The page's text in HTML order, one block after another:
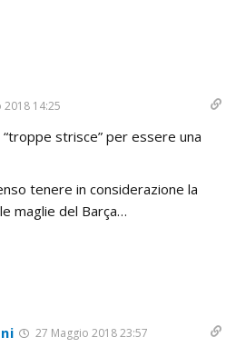
2018 14:25
strisce” per essere una
tenere in considerazione la
maglie del Barça…
27 Maggio 2018 23:57